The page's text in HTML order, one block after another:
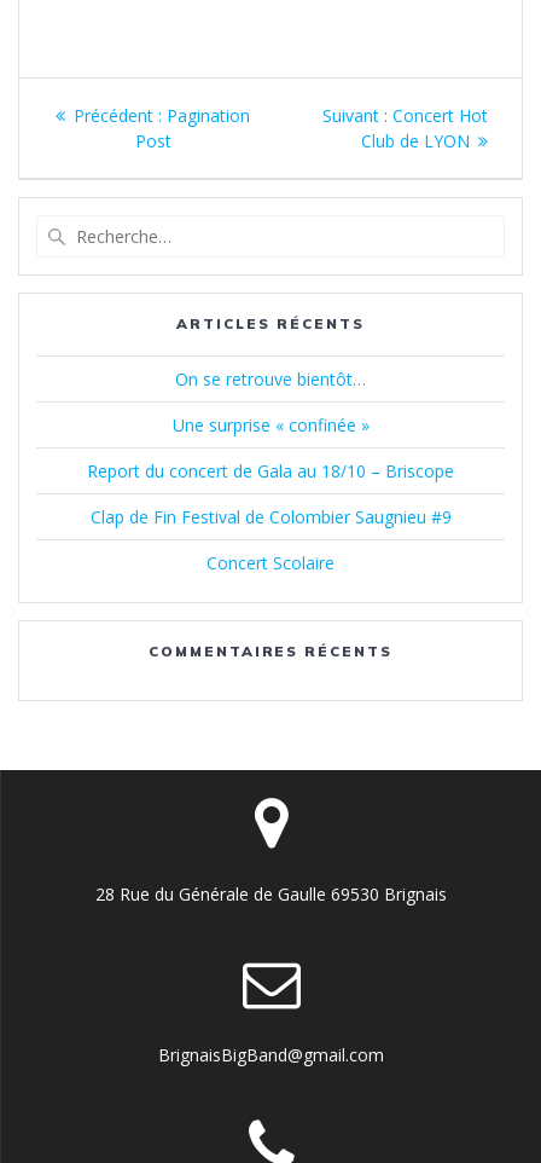
Navigation
l’article
Précédent : Article
précédent
Pagination
Post
Suivant : Article
suivant
Concert Hot
Club de LYON
:
ARTICLES RÉCENTS
On se retrouve bientôt…
Une surprise « confinée »
Report du concert de Gala au 18/10 – Briscope
Clap de Fin Festival de Colombier Saugnieu #9
Concert Scolaire
COMMENTAIRES RÉCENTS
28 Rue du Générale de Gaulle 69530 Brignais
BrignaisBigBand@gmail.com